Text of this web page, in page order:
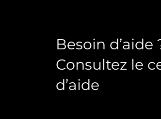
Besoin d’aide
Consultez le
d’aide